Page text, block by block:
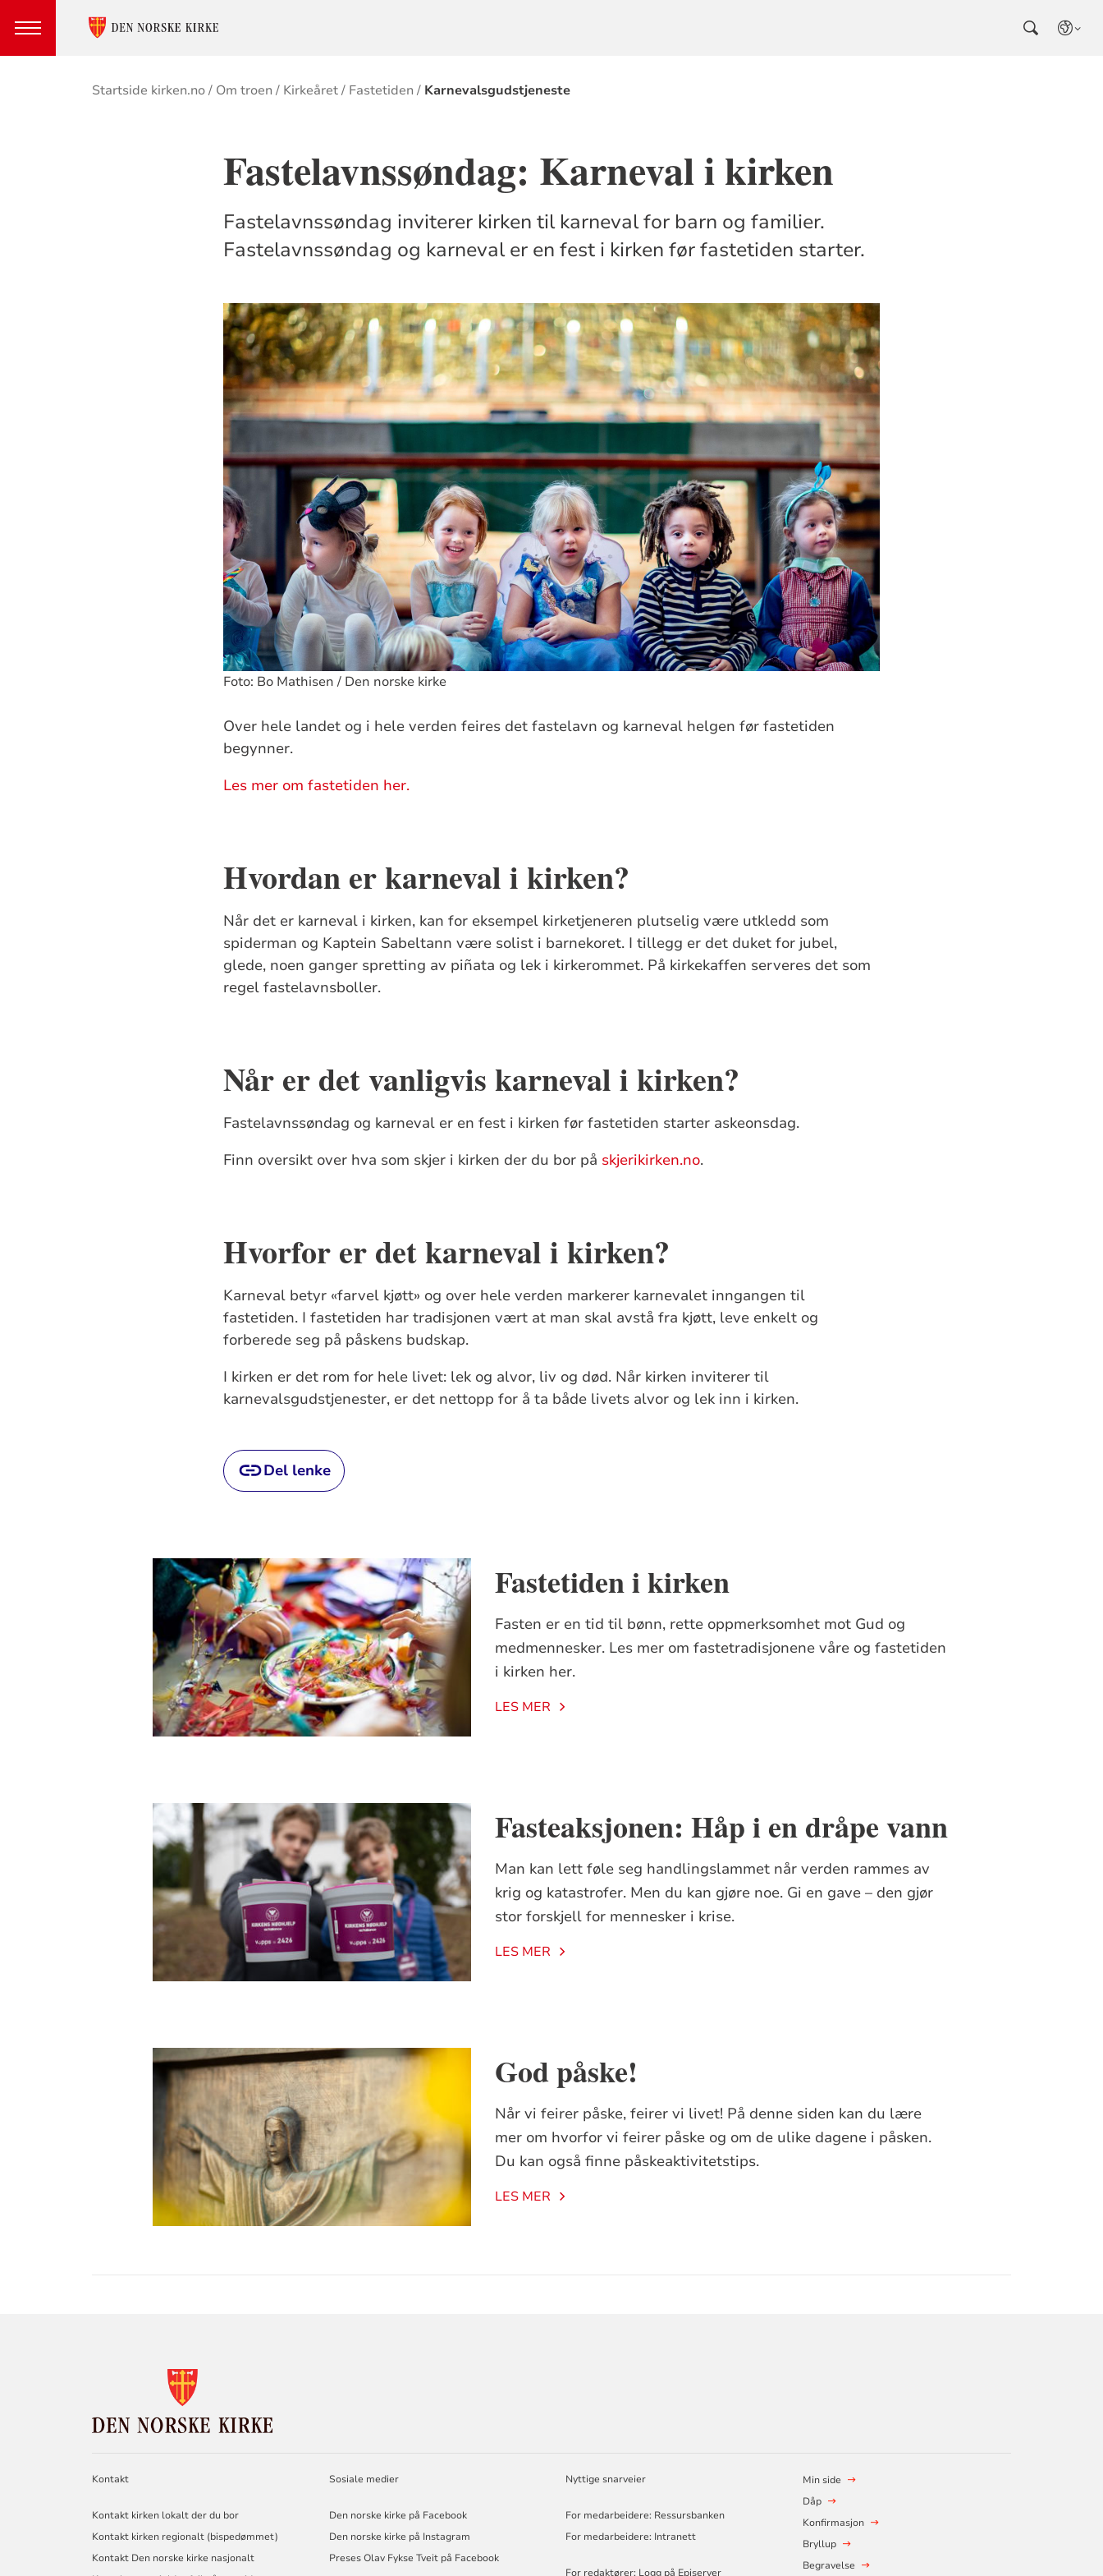
Brødsmulesti
Startside kirken.no Om troen Kirkeåret Fastetiden Karnevalsgudstjeneste
Fastelavnssøndag: Karneval i kirken
Fastelavnssøndag inviterer kirken til karneval for barn og familier.
Fastelavnssøndag og karneval er en fest i kirken før fastetiden starter.
Foto: Bo Mathisen / Den norske kirke
Over hele landet og i hele verden feires det fastelavn og karneval helgen før fastetiden
begynner.
Les mer om fastetiden her.
Hvordan er karneval i kirken?
Når det er karneval i kirken, kan for eksempel kirketjeneren plutselig være utkledd som
spiderman og Kaptein Sabeltann være solist i barnekoret. I tillegg er det duket for jubel,
glede, noen ganger spretting av piñata og lek i kirkerommet. På kirkekaffen serveres det som
regel fastelavnsboller.
Når er det vanligvis karneval i kirken?
Fastelavnssøndag og karneval er en fest i kirken før fastetiden starter askeonsdag.
Finn oversikt over hva som skjer i kirken der du bor på skjerikirken.no.
Hvorfor er det karneval i kirken?
Karneval betyr «farvel kjøtt» og over hele verden markerer karnevalet inngangen til
fastetiden. I fastetiden har tradisjonen vært at man skal avstå fra kjøtt, leve enkelt og
forberede seg på påskens budskap.
I kirken er det rom for hele livet: lek og alvor, liv og død. Når kirken inviterer til
karnevalsgudstjenester, er det nettopp for å ta både livets alvor og lek inn i kirken.
Del lenke
Fastetiden i kirken
Fasten er en tid til bønn, rette oppmerksomhet mot Gud og
medmennesker. Les mer om fastetradisjonene våre og fastetiden
i kirken her.
LES MER
Fasteaksjonen: Håp i en dråpe vann
Man kan lett føle seg handlingslammet når verden rammes av
krig og katastrofer. Men du kan gjøre noe. Gi en gave – den gjør
stor forskjell for mennesker i krise.
LES MER
God påske!
Når vi feirer påske, feirer vi livet! På denne siden kan du lære
mer om hvorfor vi feirer påske og om de ulike dagene i påsken.
Du kan også finne påskeaktivitetstips.
LES MER
NORSKE
KIRKE
Kontakt
Kontakt kirken lokalt der du bor
Kontakt kirken regionalt (bispedømmet)
Kontakt Den norske kirke nasjonalt
Sosiale medier
Den norske kirke på Facebook
Den norske kirke på Instagram
Preses Olav Fykse Tveit på Facebook
Nyttige snarveier
For medarbeidere: Ressursbanken
For medarbeidere: Intranett
For redaktører: Logg på Episerver
Min side
Dåp
Konfirmasjon
Bryllup
Begravelse